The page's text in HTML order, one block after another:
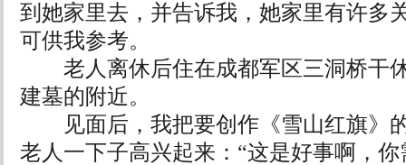
到她家里去，并告诉我，她家里有许多
可供我参考。
老人离休后住在成都军区三洞桥干
建墓的附近。
见面后，我把要创作《雪山红旗》
老人一下子高兴起来：“这是好事啊，